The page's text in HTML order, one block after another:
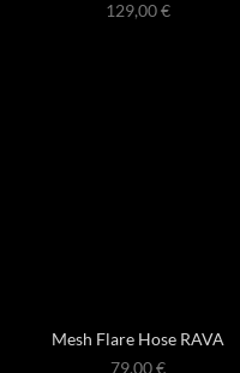
129,00€
Mesh Flare Hose RAVA
79,00€